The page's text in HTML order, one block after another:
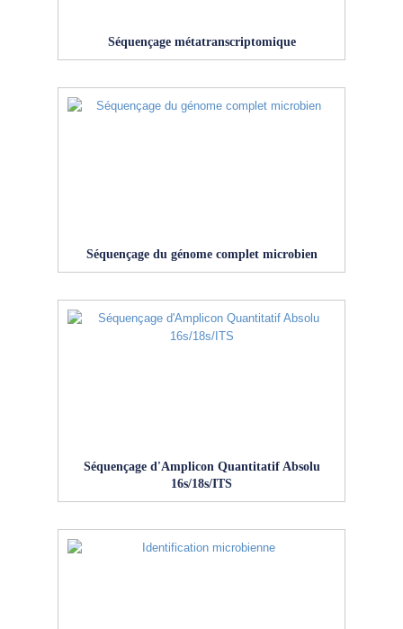
Séquençage métatranscriptomique
Séquençage du génome complet microbien
Séquençage d'Amplicon Quantitatif Absolu
16s/18s/ITS